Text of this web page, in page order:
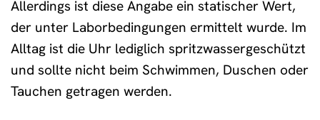
Allerdings ist diese Angabe ein statischer Wert,
der unter Laborbedingungen ermittelt wurde. Im
Alltag ist die Uhr lediglich spritzwassergeschützt
und sollte nicht beim Schwimmen, Duschen oder
Tauchen getragen werden.